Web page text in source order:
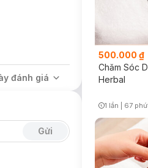
mục đích
đánh giá
Gửi
500.000 ₫
Chăm Sóc
Herbal
1 lần 67